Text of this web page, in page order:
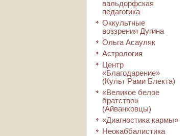
вальдорфская
педагогика
Оккультные
воззрения Дугина
Ольга Асауляк
Астрология
Центр
«Благодарение»
(Культ Рами Блекта)
«Великое белое
братство»
(Айванховцы)
«Диагностика кармы»
Неокаббалистика